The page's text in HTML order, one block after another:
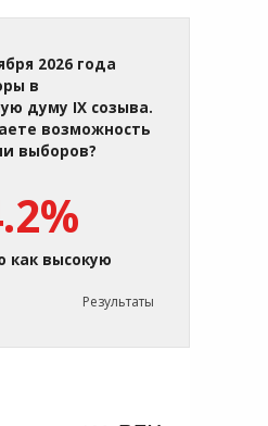
2026 года
в
думу IX созыва.
возможность
выборов?
как высокую
Результаты